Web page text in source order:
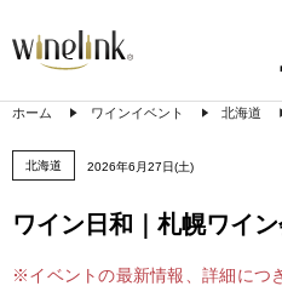
ホーム ワインイベント 北海道
北海道 2026年6月27日(土)
ワイン日和｜札幌ワイ
※イベントの最新情報、詳細につ